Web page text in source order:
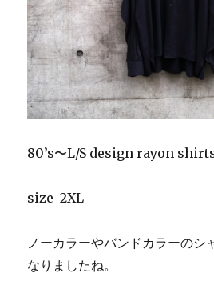
80’s〜L/S design rayon
size 2XL
ノーカラーやバンドカラーのシ
なりましたね。